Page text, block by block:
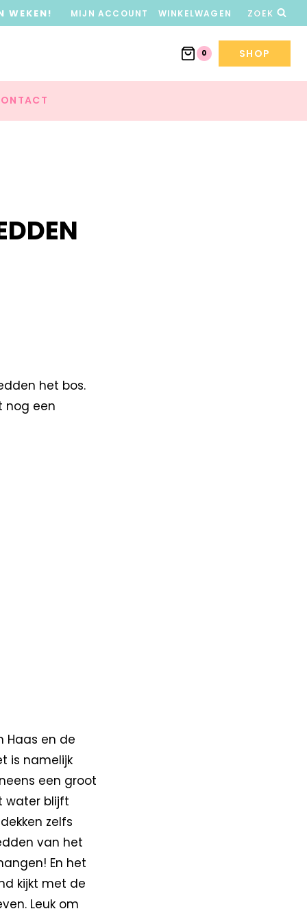
WEKEN! MIJN ACCOUNT WINKELWAGEN ZOEK
0 SHOP
het bos.
nog een
Haas en de
is namelijk
een groot
water blijft
zelfs
van het
En het
kijkt met de
Leuk om